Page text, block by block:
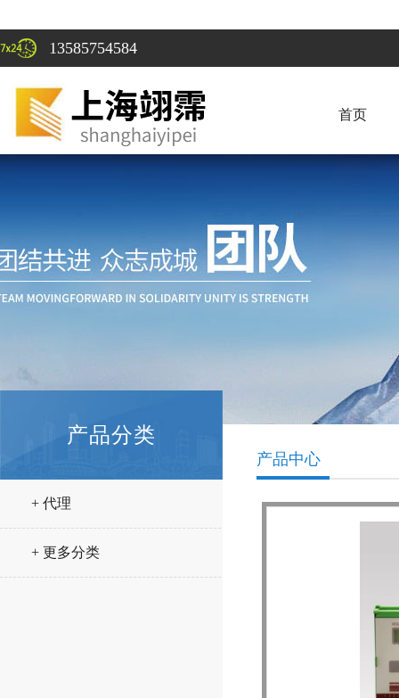
13585754584
首页
产品分类
+ 代理
+ 更多分类
产品中心